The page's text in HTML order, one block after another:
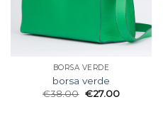
BORSA VERDE
borsa verde
€38.00 €27.00